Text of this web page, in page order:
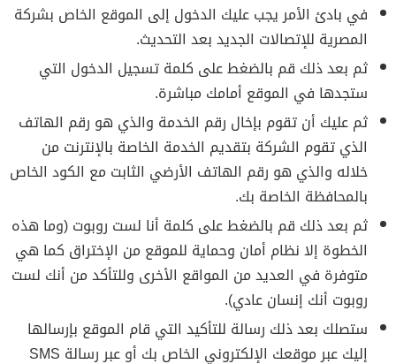
في بادئ الأمر يجب عليك الدخول إلى الموقع الخاص بشركة
المصرية للإتصالات الجديد بعد التحديث.
ثم بعد ذلك قم بالضغط على كلمة تسجيل الدخول التي
ستجدها في الموقع أمامك مباشرة.
ثم عليك أن تقوم بإخال رقم الخدمة والذي هو رقم الهاتف
الذي تقوم الشركة بتقديم الخدمة الخاصة بالإنترنت من
خلاله والذي هو رقم الهاتف الأرضي الثابت مع الكود الخاص
بالمحافظة الخاصة بك.
ثم بعد ذلك قم بالضغط على كلمة أنا لست روبوت (وما هذه
الخطوة إلا نظام أمان وحماية للموقع من الإختراق كما هي
متوفرة في العديد من المواقع الأخرى وللتأكد من أنك لست
روبوت أنك إنسان عادي).
ستصلك بعد ذلك رسالة للتأكيد التي قام الموقع بإرسالها